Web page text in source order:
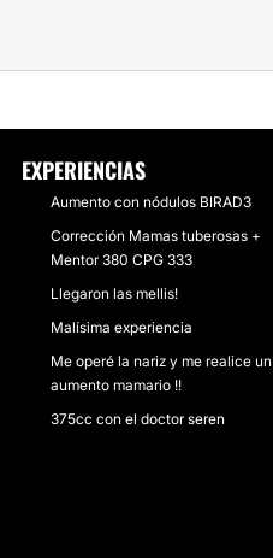
EXPERIENCIAS
Aumento con nódulos BIRAD3
Corrección Mamas tuberosas +
Mentor 380 CPG 333
Llegaron las mellis!
Malísima experiencia
Me operé la nariz y me realice un
aumento mamario !!
375cc con el doctor seren